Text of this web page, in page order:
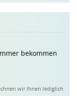
bekommen
wir Ihnen lediglich